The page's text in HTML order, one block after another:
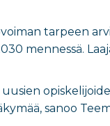
tarpeen
mennessä.
sanoo